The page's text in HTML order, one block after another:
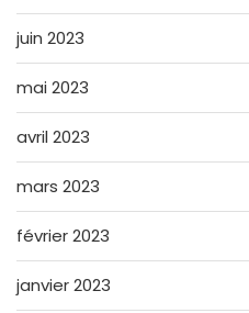
juin 2023
mai 2023
avril 2023
mars 2023
février 2023
janvier 2023